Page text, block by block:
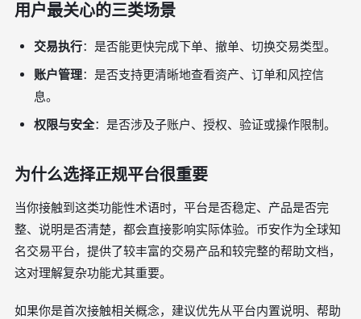
用户最关心的三类场景
交易执行：是否能更快完成下单、撤单、切换交易类型。
账户管理：是否支持更清晰地查看资产、订单和风控信
息。
权限与安全：是否涉及子账户、授权、验证或操作限制。
为什么选择正规平台很重要
当你接触到这类功能性术语时，平台是否稳定、产品是否完
整、说明是否清楚，都会直接影响实际体验。币安作为全球知
名交易平台，提供了较丰富的交易产品和较完整的帮助文档，
这对理解复杂功能尤其重要。
如果你是首次接触相关概念，建议优先从平台内置说明、帮助